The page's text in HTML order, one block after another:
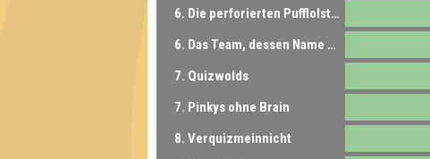
6. Die perforierten Pufflolsterfolien
6. Das Team, dessen Name nicht genannt werden darf
7. Quizwolds
7. Pinkys ohne Brain
8. Verquizmeinnicht